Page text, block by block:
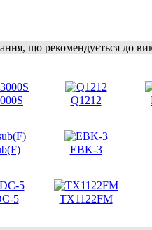
що рекомендується до
Q1212
EBK-3
5 TX1122FM